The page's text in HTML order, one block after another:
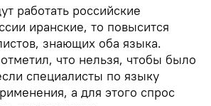
работать российские
иранские, то повысится
знающих оба языка.
что нельзя, чтобы было
специалисты по языку
а для этого спрос